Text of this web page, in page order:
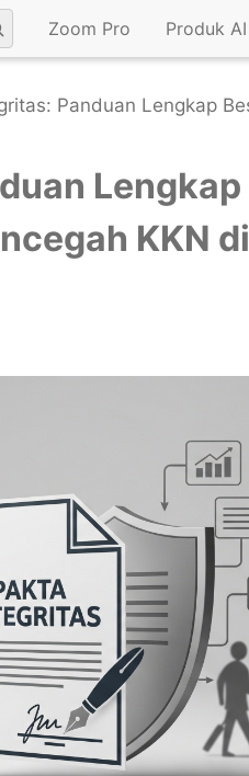
Zoom Pro Produk AI
Panduan Lengkap
KKN